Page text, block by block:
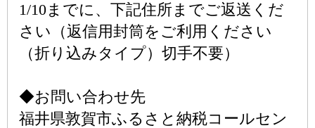
1/10までに、下記住所までご返送くだ
さい（返信用封筒をご利用ください
（折り込みタイプ）切手不要）
◆お問い合わせ先
福井県敦賀市ふるさと納税コールセン